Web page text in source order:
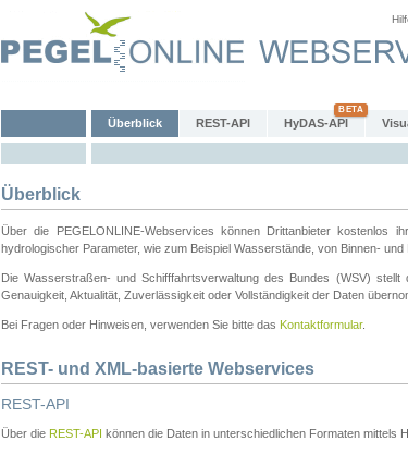
Überblick REST-API HyDAS-API
Überblick
Über die PEGELONLINE-Webservices können Drittanbieter kostenlos
hydrologischer Parameter, wie zum Beispiel Wasserstände, von Binnen-
Die Wasserstraßen- und Schifffahrtsverwaltung des Bundes (WSV)
Genauigkeit, Aktualität, Zuverlässigkeit oder Vollständigkeit der Daten
Bei Fragen oder Hinweisen, verwenden Sie bitte das Kontaktformular.
REST- und XML-basierte Webservices
REST-API
Über die REST-API können die Daten in unterschiedlichen Formaten mittels